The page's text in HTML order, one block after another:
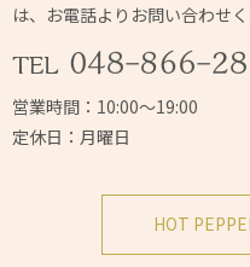
は、 お電話よりお問い合わせく
営業時間：10:00～19:00
定休日：月曜日
HOT